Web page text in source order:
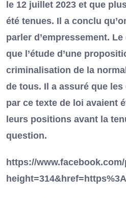
le 12 juillet 2023 et que
été tenues. Il a conclu
parler d’empressement.
que l’étude d’une
criminalisation de la
de tous. Il a assuré que
par ce texte de loi avaient
leurs positions avant la
question.
https://